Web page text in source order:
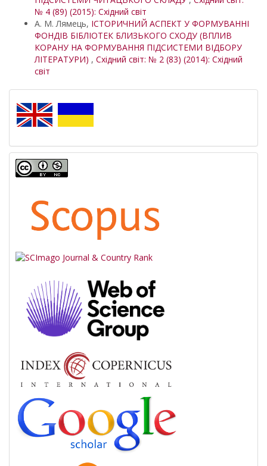
№ 4 (89) (2015): Східний світ
А. М. Лямець, ІСТОРИЧНИЙ АСПЕКТ У ФОРМУВАННІ
ФОНДІВ БІБЛІОТЕК БЛИЗЬКОГО СХОДУ (ВПЛИВ
КОРАНУ НА ФОРМУВАННЯ ПІДСИСТЕМИ ВІДБОРУ
ЛІТЕРАТУРИ) , Східний світ: № 2 (83) (2014): Східний
світ